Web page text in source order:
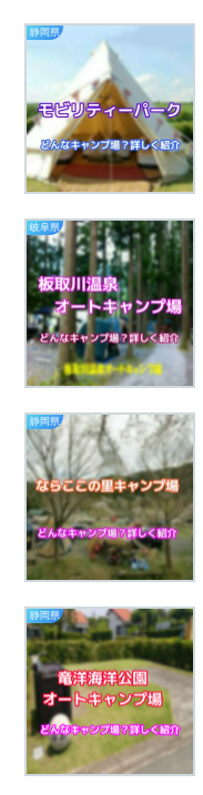
静岡県
岐阜県
静岡県
静岡県